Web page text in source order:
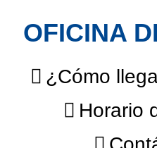
OFICINA
¿Cómo
Horario